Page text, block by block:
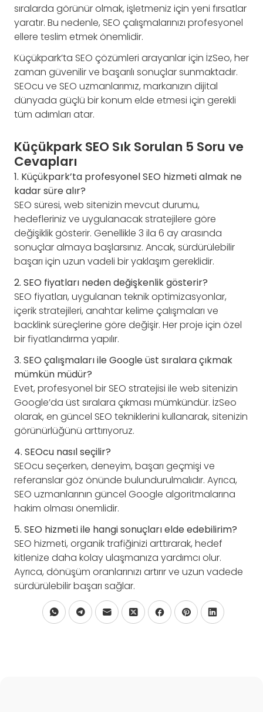
sıralarda görünür olmak, işletmeniz için yeni fırsatlar
yaratır. Bu nedenle, SEO çalışmalarınızı profesyonel
ellere teslim etmek önemlidir.
Küçükpark’ta SEO çözümleri arayanlar için İzSeo, her
zaman güvenilir ve başarılı sonuçlar sunmaktadır.
SEOcu ve SEO uzmanlarımız, markanızın dijital
dünyada güçlü bir konum elde etmesi için gerekli
tüm adımları atar.
Küçükpark SEO Sık Sorulan 5 Soru ve
Cevapları
1. Küçükpark’ta profesyonel SEO hizmeti almak ne
kadar süre alır?
SEO süresi, web sitenizin mevcut durumu,
hedefleriniz ve uygulanacak stratejilere göre
değişiklik gösterir. Genellikle 3 ila 6 ay arasında
sonuçlar almaya başlarsınız. Ancak, sürdürülebilir
başarı için uzun vadeli bir yaklaşım gereklidir.
2. SEO fiyatları neden değişkenlik gösterir?
SEO fiyatları, uygulanan teknik optimizasyonlar,
içerik stratejileri, anahtar kelime çalışmaları ve
backlink süreçlerine göre değişir. Her proje için özel
bir fiyatlandırma yapılır.
3. SEO çalışmaları ile Google üst sıralara çıkmak
mümkün müdür?
Evet, profesyonel bir SEO stratejisi ile web sitenizin
Google’da üst sıralara çıkması mümkündür. İzSeo
olarak, en güncel SEO tekniklerini kullanarak, sitenizin
görünürlüğünü arttırıyoruz.
4. SEOcu nasıl seçilir?
SEOcu seçerken, deneyim, başarı geçmişi ve
referanslar göz önünde bulundurulmalıdır. Ayrıca,
SEO uzmanlarının güncel Google algoritmalarına
hakim olması önemlidir.
5. SEO hizmeti ile hangi sonuçları elde edebilirim?
SEO hizmeti, organik trafiğinizi arttırarak, hedef
kitlenize daha kolay ulaşmanıza yardımcı olur.
Ayrıca, dönüşüm oranlarınızı artırır ve uzun vadede
sürdürülebilir başarı sağlar.